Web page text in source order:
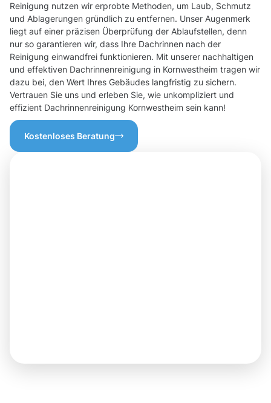
Reinigung nutzen wir erprobte Methoden, um Laub, Schmutz
und Ablagerungen gründlich zu entfernen. Unser Augenmerk
liegt auf einer präzisen Überprüfung der Ablaufstellen, denn
nur so garantieren wir, dass Ihre Dachrinnen nach der
Reinigung einwandfrei funktionieren. Mit unserer nachhaltigen
und effektiven Dachrinnenreinigung in Kornwestheim tragen wir
dazu bei, den Wert Ihres Gebäudes langfristig zu sichern.
Vertrauen Sie uns und erleben Sie, wie unkompliziert und
effizient Dachrinnenreinigung Kornwestheim sein kann!
Kostenloses Beratung